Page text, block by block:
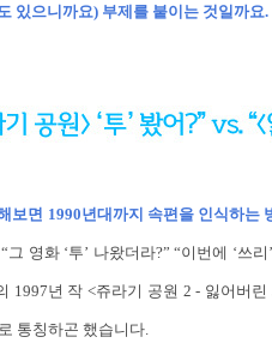
있으니까요) 부제를 붙이는 것일까요.
보면 1990년대까지 속편을 인식하는
그 영화 ‘투’ 나왔더라?” “이번에 ‘쓰
1997년 작 <쥬라기 공원 2 - 잃어버
통칭하곤 했습니다.